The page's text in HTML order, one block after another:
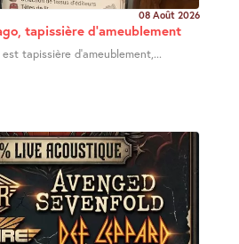
08 Août 2026
tapissière d’ameublement
tapissière d’ameublement,...